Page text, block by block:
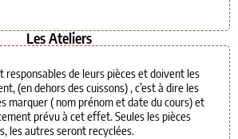
Les Ateliers
responsables de leurs pièces et doivent les
(en dehors des cuissons) , c’est à dire les
marquer ( nom prénom et date du cours) et
prévu à cet effet. Seules les pièces
les autres seront recyclées.